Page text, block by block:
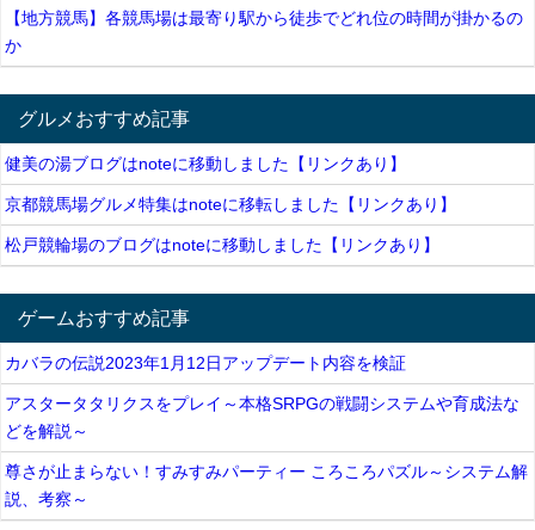
【地方競馬】各競馬場は最寄り駅から徒歩でどれ位の時間が掛かるの
か
グルメおすすめ記事
健美の湯ブログはnoteに移動しました【リンクあり】
京都競馬場グルメ特集はnoteに移転しました【リンクあり】
松戸競輪場のブログはnoteに移動しました【リンクあり】
ゲームおすすめ記事
カバラの伝説2023年1月12日アップデート内容を検証
アスタータタリクスをプレイ～本格SRPGの戦闘システムや育成法な
どを解説～
尊さが止まらない！すみすみパーティー ころころパズル～システム解
説、考察～